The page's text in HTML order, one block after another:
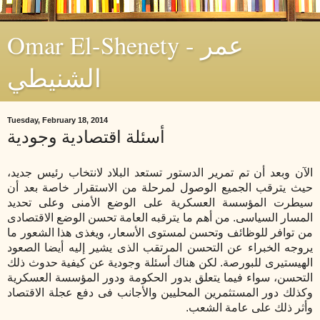
Omar El-Shenety - عمر
الشنيطي
Tuesday, February 18, 2014
أسئلة اقتصادية وجودية
الآن وبعد أن تم تمرير الدستور تستعد البلاد لانتخاب رئيس جديد،
حيث يترقب الجميع الوصول لمرحلة من الاستقرار خاصة بعد أن
سيطرت المؤسسة العسكرية على الوضع الأمنى وعلى تحديد
المسار السياسى. من أهم ما يترقبه العامة تحسن الوضع الاقتصادى
من توافر للوظائف وتحسن لمستوى الأسعار، ويغذى هذا الشعور ما
يروجه الخبراء عن التحسن المرتقب الذى يشير إليه أيضا الصعود
الهيستيرى للبورصة. لكن هناك أسئلة وجودية عن كيفية حدوث ذلك
التحسن، سواء فيما يتعلق بدور الحكومة ودور المؤسسة العسكرية
وكذلك دور المستثمرين المحليين والأجانب فى دفع عجلة الاقتصاد
وأثر ذلك على عامة الشعب.